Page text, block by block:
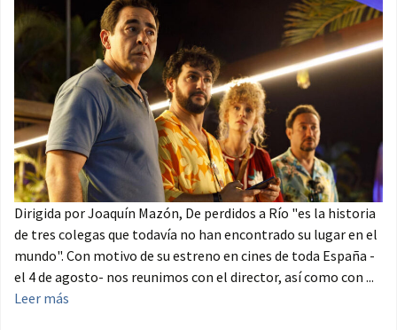
Dirigida por Joaquín Mazón, De perdidos a Río "es la historia
de tres colegas que todavía no han encontrado su lugar en el
mundo". Con motivo de su estreno en cines de toda España -
el 4 de agosto- nos reunimos con el director, así como con ...
Leer más